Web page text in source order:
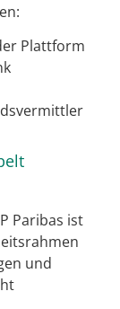
Plattform
Paribas ist
und